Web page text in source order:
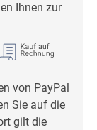
Ihnen zur
von PayPal
Sie auf die
gilt die